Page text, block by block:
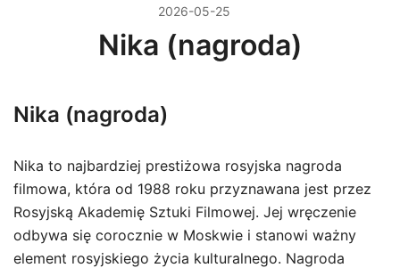
2026-05-25
Nika (nagroda)
Nika (nagroda)
Nika to najbardziej prestiżowa rosyjska nagroda
filmowa, która od 1988 roku przyznawana jest przez
Rosyjską Akademię Sztuki Filmowej. Jej wręczenie
odbywa się corocznie w Moskwie i stanowi ważny
element rosyjskiego życia kulturalnego. Nagroda